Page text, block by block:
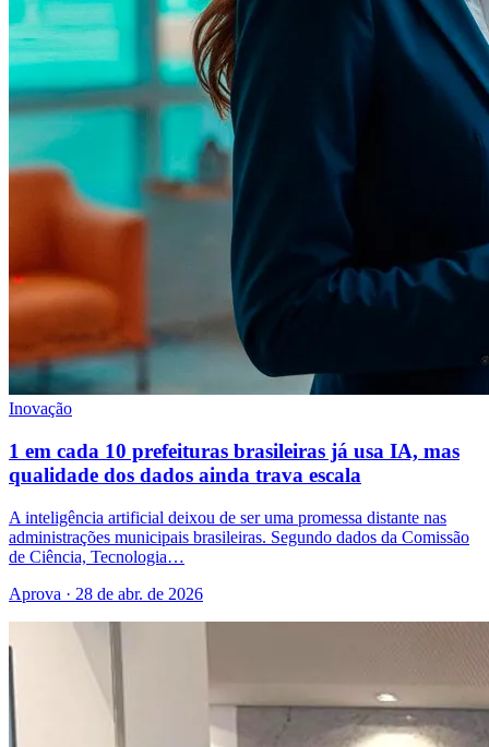
Inovação
1 em cada 10 prefeituras brasileiras já usa IA, mas
qualidade dos dados ainda trava escala
A inteligência artificial deixou de ser uma promessa distante nas
administrações municipais brasileiras. Segundo dados da Comissão
de Ciência, Tecnologia…
Aprova · 28 de abr. de 2026